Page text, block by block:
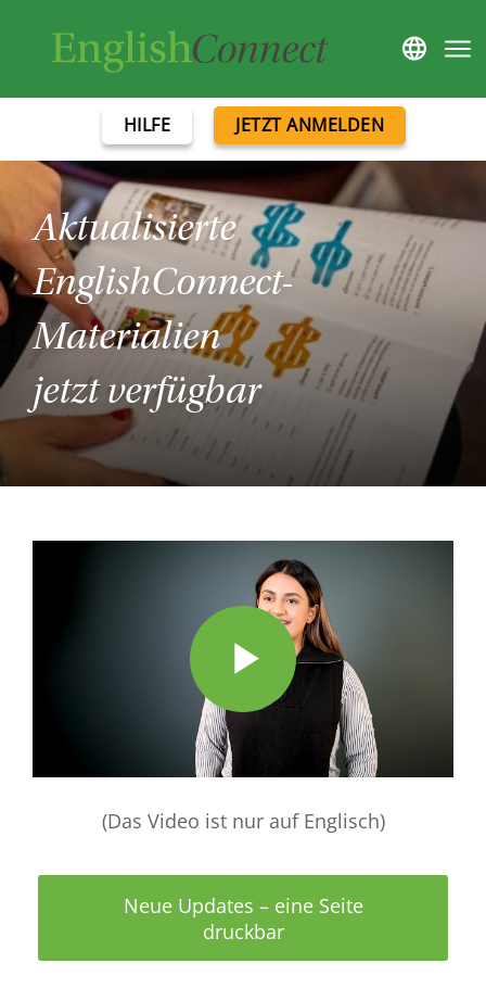
HILFE JETZT ANMELDEN
Aktualisierte
EnglishConnect-
Materialien
jetzt verfügbar
Play
Video
(Das Video ist nur auf Englisch)
Neue Updates – eine Seite
druckbar